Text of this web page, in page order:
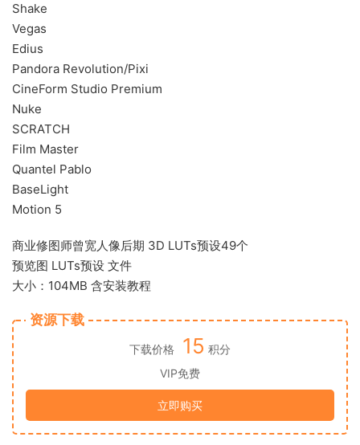
Shake
Vegas
Edius
Pandora Revolution/Pixi
CineForm Studio Premium
Nuke
SCRATCH
Film Master
Quantel Pablo
BaseLight
Motion 5
商业修图师曾宽人像后期 3D LUTs预设49个
预览图 LUTs预设 文件
大小：104MB 含安装教程
资源下载
下载价格 15 积分
VIP免费
立即购买